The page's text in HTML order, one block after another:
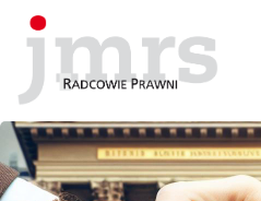
Skocz
do
treści